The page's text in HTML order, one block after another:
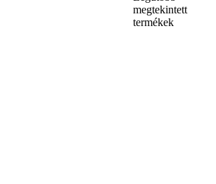
megtekintett
termékek